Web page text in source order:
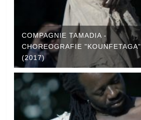
COMPAGNIE TAMADIA -
CHOREOGRAFIE "KOUNFETAGA"
(2017)